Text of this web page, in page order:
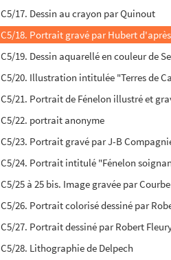
C5/17. Dessin au crayon par Quinout
C5/18. Portrait gravé par Hubert
C5/19. Dessin aquarellé en couleur de
C5/20. Illustration intitulée "Terres de
C5/21. Portrait de Fénelon illustré et
C5/22. portrait anonyme
C5/23. Portrait gravé par J-B
C5/24. Portrait intitulé "Fénelon
C5/25 à 25 bis. Image gravée par
C5/26. Portrait colorisé dessiné par
C5/27. Portrait dessiné par Robert
C5/28. Lithographie de Delpech